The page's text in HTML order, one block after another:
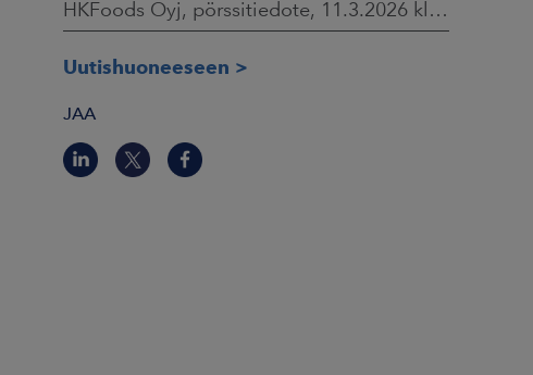
HKFoods Oyj, pörssitiedote, 11.3.2026 klo 15.00
Uutishuoneeseen
JAA